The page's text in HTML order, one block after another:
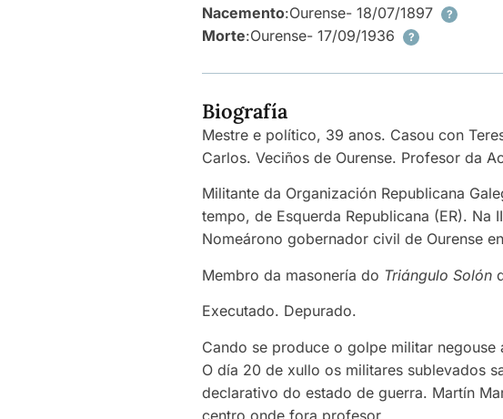
Nacemento:Ourense- 18/07/1897 ?
Morte:Ourense- 17/09/1936 ?
Biografía
Mestre e político, 39 anos. Casou con
Carlos. Veciños de Ourense. Profesor da
Militante da Organización Republicana
tempo, de Esquerda Republicana (ER). Na
Nomeárono gobernador civil de Ourense
Membro da masonería do Triángulo Solón
Executado. Depurado.
Cando se produce o golpe militar
O día 20 de xullo os militares sublevados
declarativo do estado de guerra. Martín
centro onde fora profesor.